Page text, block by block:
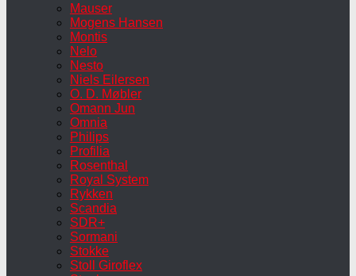
Mauser
Mogens Hansen
Montis
Nelo
Nesto
Niels Eilersen
O. D. Møbler
Omann Jun
Omnia
Philips
Profilia
Rosenthal
Royal System
Rykken
Scandia
SDR+
Sormani
Stokke
Stoll Giroflex